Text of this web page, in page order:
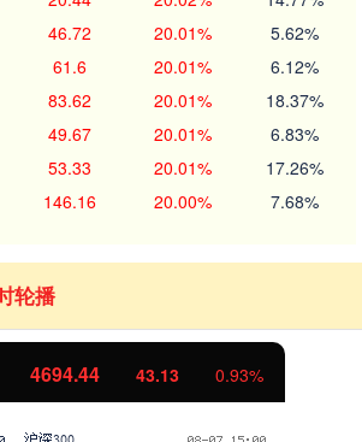
46.72 20.01% 5.62%
61.6 20.01% 6.12%
83.62 20.01% 18.37%
49.67 20.01% 6.83%
53.33 20.01% 17.26%
146.16 20.00% 7.68%
轮播
4694.44 43.13 0.93%